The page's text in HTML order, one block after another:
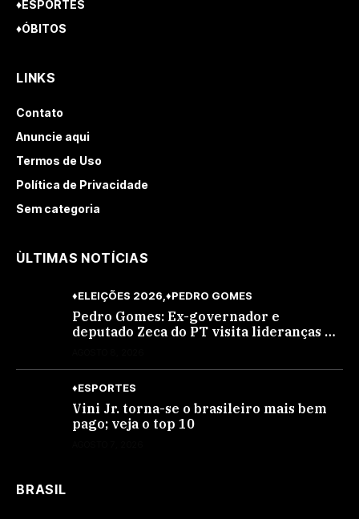
♦ESPORTES
♦ÓBITOS
LINKS
Contato
Anuncie aqui
Termos de Uso
Política de Privacidade
Sem categoria
ÙLTIMAS NOTÍCIAS
♦ELEIÇÕES 2026 ♦PEDRO GOMES
Pedro Gomes: Ex-governador e
deputado Zeca do PT visita lideranças do
♦ESPORTES
Vini Jr. torna-se o brasileiro mais bem
pago; veja o top 10
BRASIL